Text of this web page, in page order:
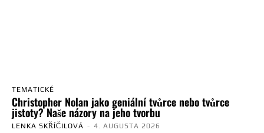
TEMATICKÉ
Christopher Nolan jako geniální tvůrce nebo tvůrce
jistoty? Naše názory na jeho tvorbu
LENKA SKŘÍČILOVÁ - 4. AUGUSTA 2026